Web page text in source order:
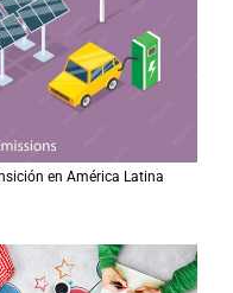
en América Latina